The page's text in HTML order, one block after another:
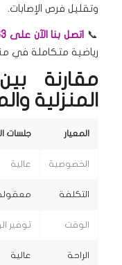
وتقليل فرص الإصابات.
📞 اتصل بنا الآن على 0551416363
رياضية متكاملة في
مقارنة
المنزلية
المعيار جلسات
الخصوصية عالية
التكلفة
الوقت توفير
الراحة عالية